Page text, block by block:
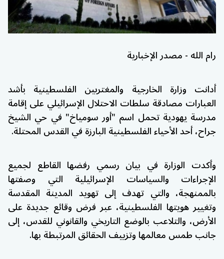
رام الله - مصدر الإخبارية
أدانت وزارة الخارجية والمغتربين الفلسطينية بأشد
العبارات مصادقة سلطات الاحتلال الإسرائيلي على إقامة
مدرسة يهودية تحمل اسم "أور سومياخ" في حي الشيخ
جراح، أحد الأحياء الفلسطينية البارزة فيالقدسالمحتلة.
وأكدت الوزارة في بيان رسمي رفضها القاطع لجميع
الإجراءات والسياسات الإسرائيلية التي وصفتها
بالممنهجة، والتي تهدف إلى تهويد المدينة المقدسة
وتغيير هويتها الفلسطينية، عبر فرض وقائع جديدة على
الأرض، والتلاعب بالوضع التاريخي والقانوني للقدس، إلى
جانب طمس معالمها وتزييف الحقائق المرتبطة بها.